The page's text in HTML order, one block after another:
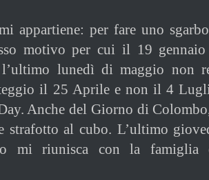
appartiene: per fare uno
motivo per cui il 19
lunedì di maggio non
il 25 Aprile e non il 4
Anche del Giorno di
strafotto al cubo. L’ultimo
mi riunisca con la